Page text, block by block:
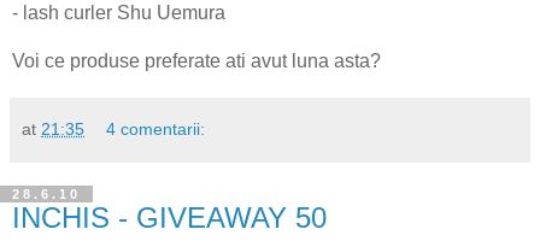
- lash curler Shu Uemura
Voi ce produse preferate ati avut luna asta?
at 21:35 4 comentarii:
28.6.10
INCHIS - GIVEAWAY 50